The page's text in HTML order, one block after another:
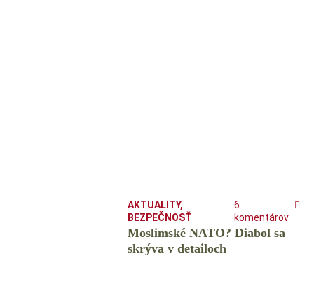
AKTUALITY,
BEZPEČNOSŤ
6
komentárov
Moslimské NATO? Diabol sa
skrýva v detailoch